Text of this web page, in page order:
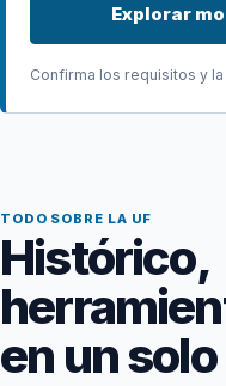
Explorar
Confirma los requisitos y
TODO SOBRE LA UF
Histórico,
en un